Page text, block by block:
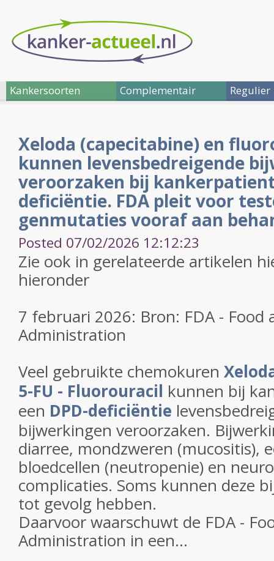
Kankersoorten Complementair Regulier
Xeloda (capecitabine) en
kunnen levensbedreigende
veroorzaken bij
deficiëntie. FDA pleit voor
genmutaties vooraf aan
Posted 07/02/2026 12:12:23
Zie ook in gerelateerde artikelen
hieronder
7 februari 2026: Bron: FDA - Food
Administration
Veel gebruikte chemokuren
5-FU - Fluorouracil kunnen bij
een DPD-deficiëntie
bijwerkingen veroorzaken.
diarree, mondzweren (mucositis),
bloedcellen (neutropenie) en
complicaties. Soms kunnen deze
tot gevolg hebben.
Daarvoor waarschuwt de FDA -
Administration in een...